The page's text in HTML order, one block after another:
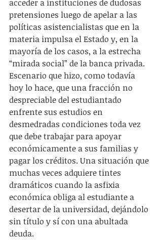
acceder a instituciones de dudosas
pretensiones luego de apelar a las
políticas asistencialistas que en la
materia impulsa el Estado y, en la
mayoría de los casos, a la estrecha
“mirada social” de la banca privada.
Escenario que hizo, como todavía
hoy lo hace, que una fracción no
despreciable del estudiantado
enfrente sus estudios en
desmedradas condiciones toda vez
que debe trabajar para apoyar
económicamente a sus familias y
pagar los créditos. Una situación que
muchas veces adquiere tintes
dramáticos cuando la asfixia
económica obliga al estudiante a
desertar de la universidad, dejándolo
sin título y sí con una abultada
deuda.